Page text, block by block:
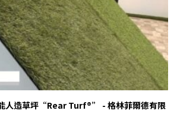
人造草坪“Rear Turf︎®” - 格林菲爾德有限